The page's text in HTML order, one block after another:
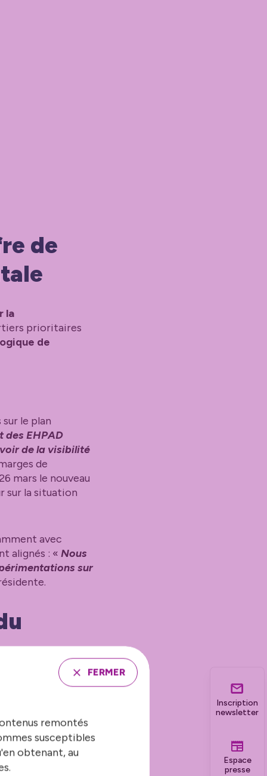
Inscription
newsletter
Espace
presse
de
la
prioritaires
de
le plan
des EHPAD
de la visibilité
de
mars le nouveau
sur la situation
avec
alignés : « Nous
sur
(GES) et
Pour être
FERMER
remontés
susceptibles
obtenant, au